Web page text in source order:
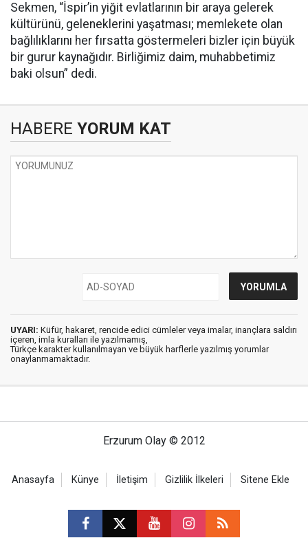
Sekmen, “İspir’in yiğit evlatlarının bir araya gelerek
kültürünü, geleneklerini yaşatması; memlekete olan
bağlılıklarını her fırsatta göstermeleri bizler için büyük
bir gurur kaynağıdır. Birliğimiz daim, muhabbetimiz
baki olsun” dedi.
HABERE YORUM KAT
UYARI: Küfür, hakaret, rencide edici cümleler veya imalar, inançlara saldırı
içeren, imla kuralları ile yazılmamış,
Türkçe karakter kullanılmayan ve büyük harflerle yazılmış yorumlar
onaylanmamaktadır.
Erzurum Olay © 2012
Anasayfa Künye İletişim Gizlilik İlkeleri Sitene Ekle